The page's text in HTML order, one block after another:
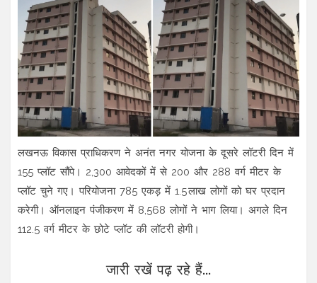
लखनऊ विकास प्राधिकरण ने अनंत नगर योजना के दूसरे लॉटरी दिन में
155 प्लॉट सौंपे। 2,300 आवेदकों में से 200 और 288 वर्ग मीटर के
प्लॉट चुने गए। परियोजना 785 एकड़ में 1.5 लाख लोगों को घर प्रदान
करेगी। ऑनलाइन पंजीकरण में 8,568 लोगों ने भाग लिया। अगले दिन
112.5 वर्ग मीटर के छोटे प्लॉट की लॉटरी होगी।
जारी रखें पढ़ रहे हैं...